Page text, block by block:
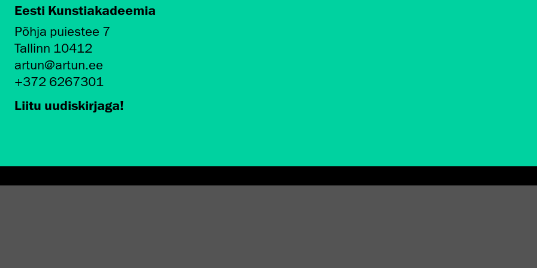
Eesti Kunstiakadeemia
Põhja puiestee 7
Tallinn 10412
artun@artun.ee
+372 6267301
Liitu uudiskirjaga!